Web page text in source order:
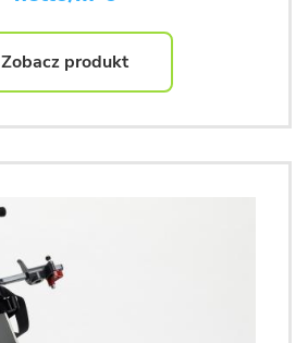
Zobacz produkt